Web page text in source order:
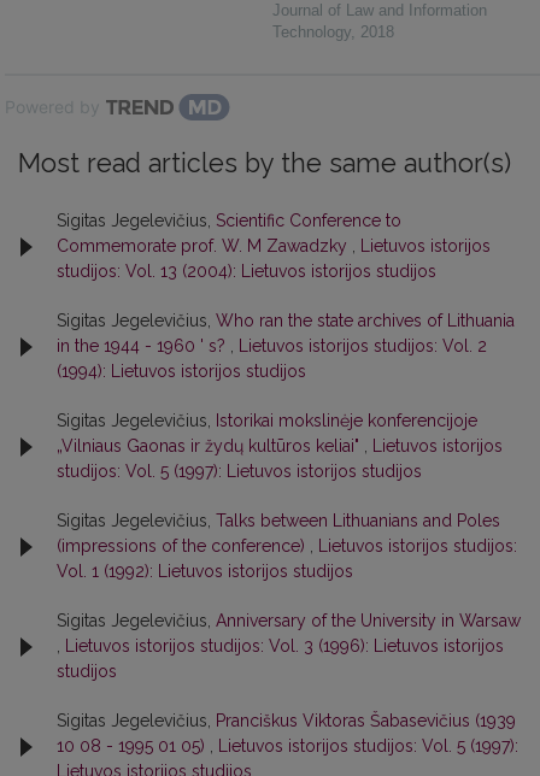
Journal of Law and Information
Technology, 2018
Powered by
Most read articles by the same author(s)
Sigitas Jegelevičius, Scientific Conference to
Commemorate prof. W. M Zawadzky , Lietuvos istorijos
studijos: Vol. 13 (2004): Lietuvos istorijos studijos
Sigitas Jegelevičius, Who ran the state archives of Lithuania
in the 1944 - 1960 ' s? , Lietuvos istorijos studijos: Vol. 2
(1994): Lietuvos istorijos studijos
Sigitas Jegelevičius, Istorikai mokslinėje konferencijoje
„Vilniaus Gaonas ir žydų kultūros keliai" , Lietuvos istorijos
studijos: Vol. 5 (1997): Lietuvos istorijos studijos
Sigitas Jegelevičius, Talks between Lithuanians and Poles
(impressions of the conference) , Lietuvos istorijos studijos:
Vol. 1 (1992): Lietuvos istorijos studijos
Sigitas Jegelevičius, Anniversary of the University in Warsaw
, Lietuvos istorijos studijos: Vol. 3 (1996): Lietuvos istorijos
studijos
Sigitas Jegelevičius, Pranciškus Viktoras Šabasevičius (1939
10 08 - 1995 01 05) , Lietuvos istorijos studijos: Vol. 5 (1997):
Lietuvos istorijos studijos